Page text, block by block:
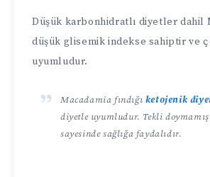
Düşük karbonhidratlı diyetler dahil
düşük glisemik indekse sahiptir ve
uyumludur.
Macadamia fındığı ketojenik
diyetle uyumludur. Tekli
sayesinde sağlığa faydalıdır.